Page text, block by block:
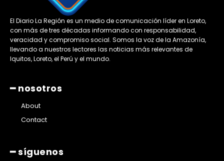
El Diario La Región es un medio de comunicación líder en Loreto,
con más de tres décadas informando con responsabilidad,
veracidad y compromiso social. Somos la voz de la Amazonía,
llevando a nuestros lectores las noticias más relevantes de
Iquitos, Loreto, el Perú y el mundo.
━ nosotros
About
Contact
━ síguenos